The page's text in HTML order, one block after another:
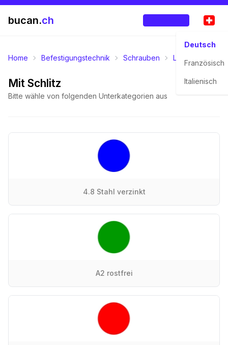
bucan.ch
Deutsch
Französisch
Italienisch
Home Befestigungstechnik Schrauben Linsensenkkopf
Mit Schlitz
Bitte wähle von folgenden Unterkategorien aus
4.8 Stahl verzinkt
A2 rostfrei